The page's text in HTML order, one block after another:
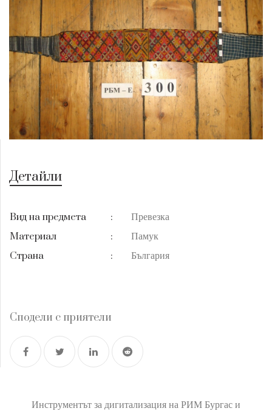
Детайли
Вид на предмета :
Превезка
Материал
:
Памук
Страна
: България
Сподели с приятели
Инструментът за дигитализация на РИМ Бургас и